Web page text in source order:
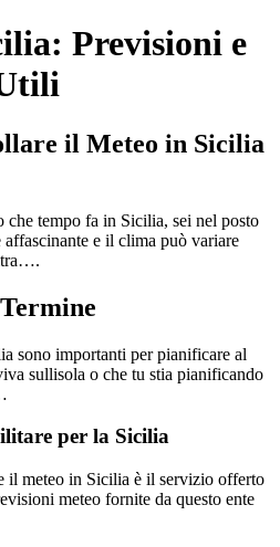
Previsioni e
il Meteo in Sicilia
tempo fa in Sicilia, sei nel posto
e il clima può variare
sono importanti per pianificare al
sullisola o che tu stia pianificando
per la Sicilia
il meteo in Sicilia è il servizio offerto
meteo fornite da questo ente